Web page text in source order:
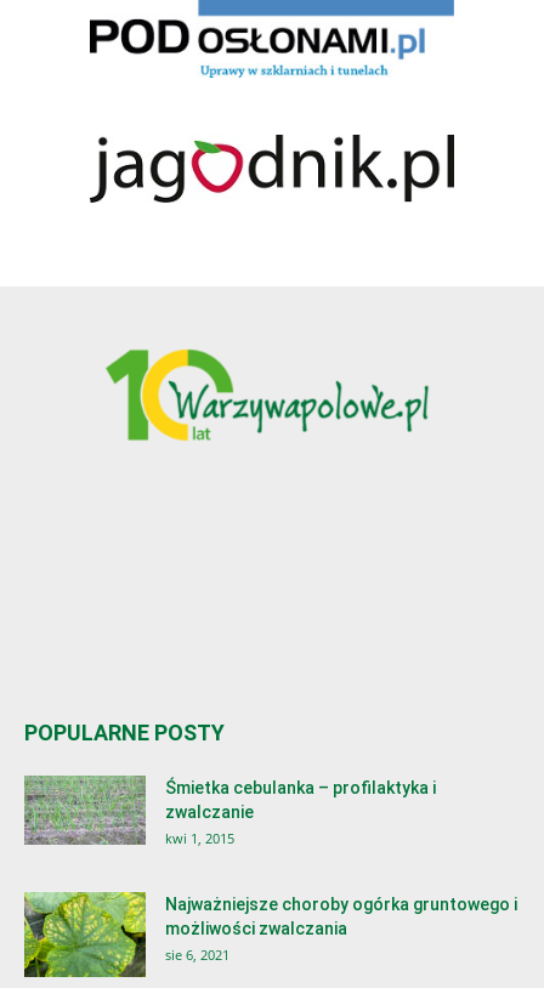
POPULARNE POSTY
Śmietka cebulanka – profilaktyka i
zwalczanie
kwi 1, 2015
Najważniejsze choroby ogórka gruntowego i
możliwości zwalczania
sie 6, 2021